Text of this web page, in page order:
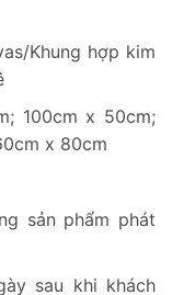
Khung hợp kim
100cm x 50cm;
x 80cm
sản phẩm phát
sau khi khách